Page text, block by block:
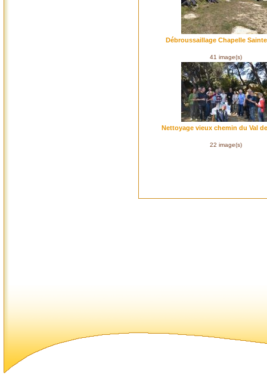
Débroussaillage Chapelle
41 image(s)
Nettoyage vieux chemin du Val
22 image(s)